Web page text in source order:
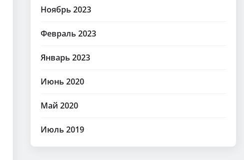
Ноябрь 2023
Февраль 2023
Январь 2023
Июнь 2020
Май 2020
Июль 2019